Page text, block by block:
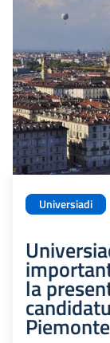
Universiadi
la
Piemonte